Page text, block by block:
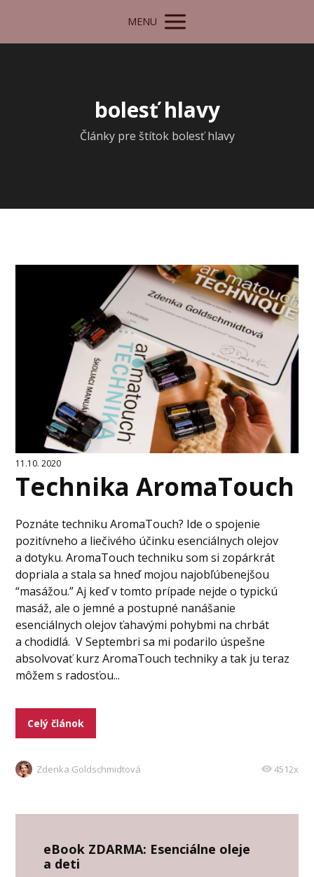
MENU
bolesť hlavy
Články pre štítok bolesť hlavy
11.10. 2020
Technika AromaTouch
Poznáte techniku AromaTouch? Ide o spojenie
pozitívneho a liečivého účinku esenciálnych olejov
a dotyku. AromaTouch techniku som si zopárkrát
dopriala a stala sa hneď mojou najobľúbenejšou
“masážou.” Aj keď v tomto prípade nejde o typickú
masáž, ale o jemné a postupné nanášanie
esenciálnych olejov ťahavými pohybmi na chrbát
a chodidlá. V Septembri sa mi podarilo úspešne
absolvovať kurz AromaTouch techniky a tak ju teraz
môžem s radosťou...
Celý článok
Zdenka Goldschmidtová 4512x
eBook ZDARMA: Esenciálne oleje
a deti